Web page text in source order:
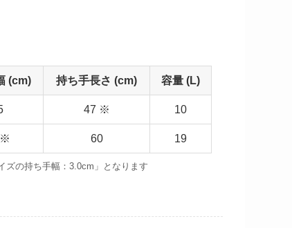
(cm) 持ち手長さ (cm) 容量 (L)
47 ※ 10
※ 60 19
ズの持ち手幅：3.0cm」となります